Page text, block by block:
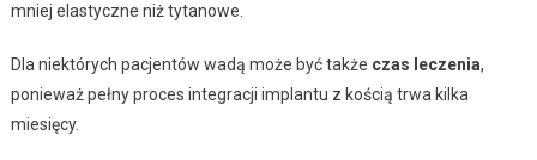
mniej elastyczne niż tytanowe.
Dla niektórych pacjentów wadą może być także czas leczenia,
ponieważ pełny proces integracji implantu z kością trwa kilka
miesięcy.